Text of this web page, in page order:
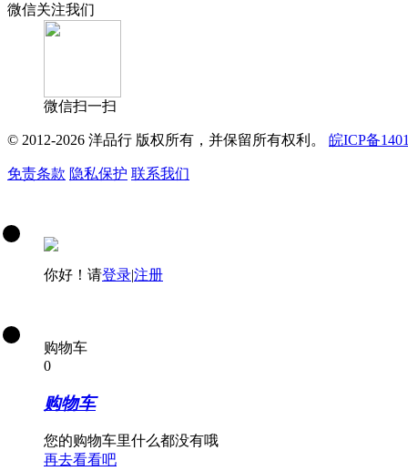
微信关注我们
微信扫一扫
© 2012-2026 洋品行 版权所有，并保留所有权利。 皖ICP备
免责条款 隐私保护 联系我们
你好！请登录|注册
购物车
0
购物车
您的购物车里什么都没有哦
再去看看吧